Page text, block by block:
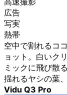
広告
写実
熱帯
空中で割れるコ
ョット。白いク
ミックに飛び散
揺れるヤシの葉
Vidu Q3 Pro